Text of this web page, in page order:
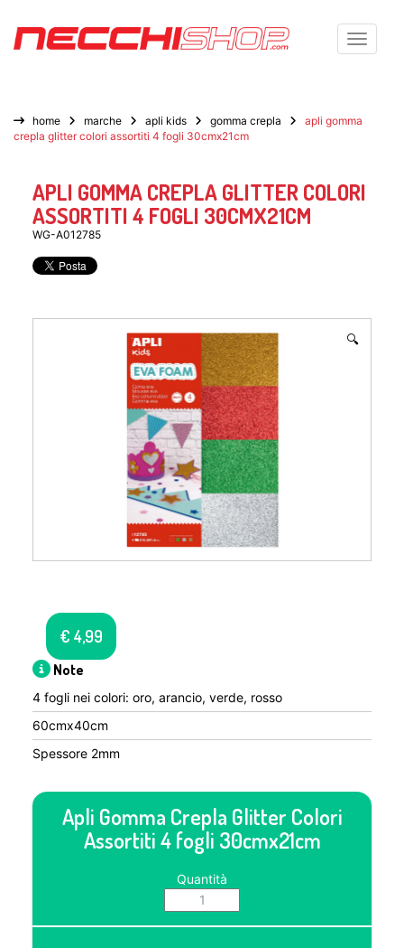
Toggle
home marche apli kids gomma crepla
apli gomma
crepla glitter colori assortiti 4 fogli 30cmx21cm
APLI GOMMA CREPLA GLITTER COLORI
ASSORTITI 4 FOGLI 30CMX21CM
WG-A012785
🔍
€ 4,99
Note
4 fogli nei colori: oro, arancio, verde, rosso
60cmx40cm
Spessore 2mm
Apli Gomma Crepla Glitter Colori
Assortiti 4 fogli 30cmx21cm
Quantità